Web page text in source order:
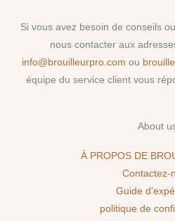
Si vous avez besoin de conseils
nous contacter aux
info@brouilleurpro.com ou
équipe du service client vous
About
À PROPOS DE
Contactez-
Guide
politique de